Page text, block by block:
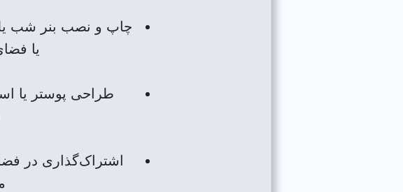
چاپ و نصب بنر شب
یا
طراحی پوستر یا
اشتراک‌گذاری در